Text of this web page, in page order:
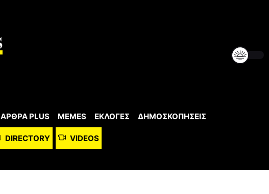
ΆΡΘΡΑ PLUS MEMES ΕΚΛΟΓΕΣ ΔΗΜΟΣΚΟΠΗΣΕΙΣ
DIRECTORY VIDEOS